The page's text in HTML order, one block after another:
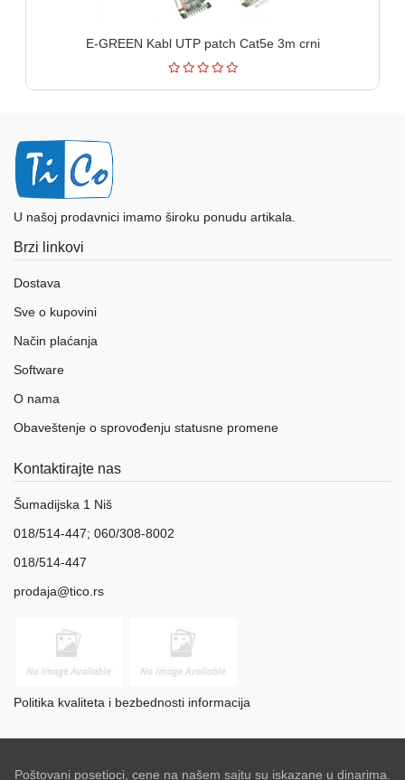
E-GREEN Kabl UTP patch Cat5e 3m crni
U našoj prodavnici imamo široku ponudu artikala.
Brzi linkovi
Dostava
Sve o kupovini
Način plaćanja
Software
O nama
Obaveštenje o sprovođenju statusne promene
Kontaktirajte nas
Šumadijska 1 Niš
018/514-447; 060/308-8002
018/514-447
prodaja@tico.rs
Politika kvaliteta i bezbednosti informacija
Poštovani posetioci, cene na našem sajtu su iskazane u dinarima.